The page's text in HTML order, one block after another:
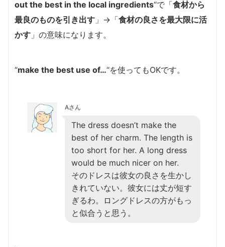
out the best in the local ingredients“で 「食材から
最良のものを引き出す 」→「食材の良さを最大限に活
かす 」の意味になります。
“make the best use of…“を使ってもOKです。
Aさん
The dress doesn’t make the
best of her charm. The length is
too short for her. A long dress
would be much nicer on her.
そのドレスは彼女の良さを生かし
きれていない。彼女には丈が短す
ぎるわ。ロングドレスの方がもっ
と似合うと思う。